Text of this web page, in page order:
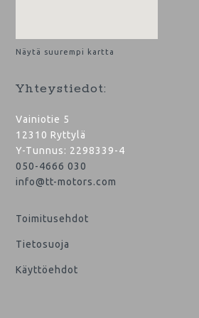
Näytä suurempi kartta
Yhteystiedot:
Vainiotie 5
12310 Ryttylä
Y-Tunnus: 2298339-4
050-4666 030
info@tt-motors.com
Toimitusehdot
Tietosuoja
Käyttöehdot